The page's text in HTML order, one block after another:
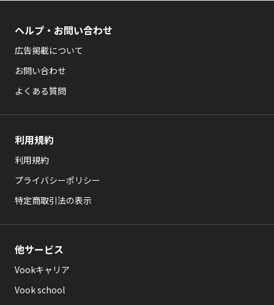
ヘルプ・お問い合わせ
広告掲載について
お問い合わせ
よくある質問
利用規約
利用規約
プライバシーポリシー
特定商取引法の表示
他サービス
Vookキャリア
Vook school